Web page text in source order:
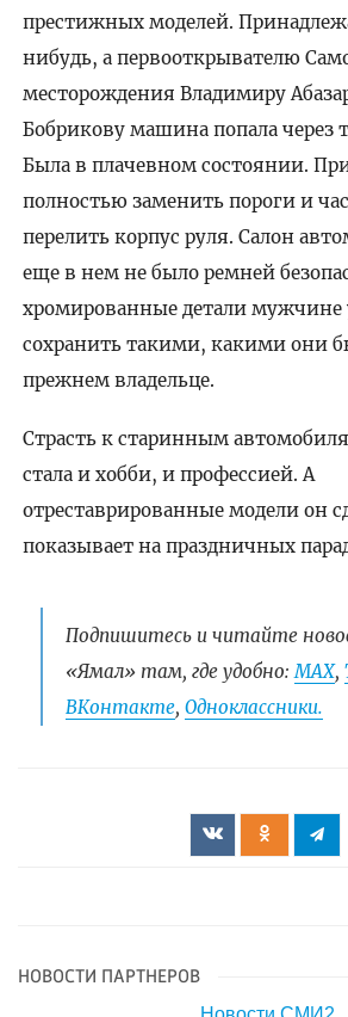
престижных моделей.
нибудь, а первооткрывателю
месторождения Владимиру
Бобрикову машина попала через
Была в плачевном состоянии.
полностью заменить пороги и
перелить корпус руля. Салон
еще в нем не было ремней
хромированные детали мужчине
сохранить такими, какими они
прежнем владельце.
Страсть к старинным
стала и хобби, и профессией. А
отреставрированные модели он
показывает на праздничных
Подпишитесь и читайте
«Ямал» там, где удобно:МАХ,
ВКонтакте, Одноклассники.
НОВОСТИ ПАРТНЕРОВ